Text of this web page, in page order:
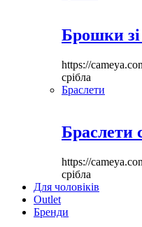
Брошки зі
https://
срібла
Браслети
Браслети
https://
срібла
Для чоловіків
Outlet
Бренди